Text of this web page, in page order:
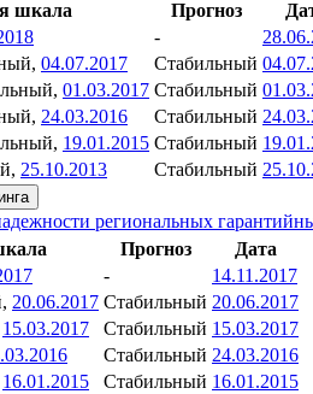
шкала Прогноз
-
04.07.2017 Стабильный
01.03.2017 Стабильный
24.03.2016 Стабильный
19.01.2015 Стабильный
25.10.2013 Стабильный
региональных
Прогноз
Дата
-
14.11.2017
20.06.2017 Стабильный 20.06.2017
15.03.2017 Стабильный 15.03.2017
Стабильный 24.03.2016
16.01.2015 Стабильный 16.01.2015